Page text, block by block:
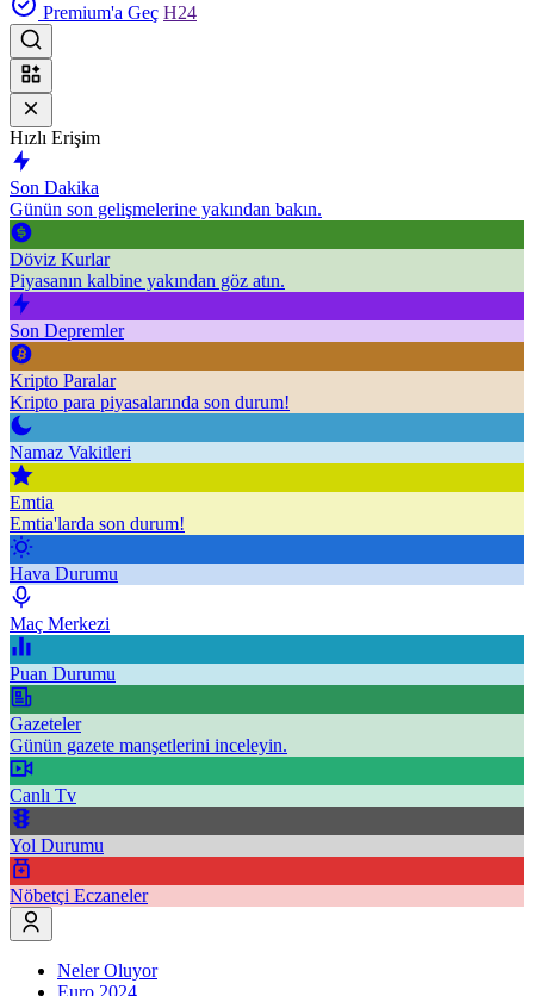
Premium'a Geç H24
Hızlı Erişim
Son Dakika
Günün son gelişmelerine yakından bakın.
Döviz Kurlar
Piyasanın kalbine yakından göz atın.
Son Depremler
Kripto Paralar
Kripto para piyasalarında son durum!
Namaz Vakitleri
Emtia
Emtia'larda son durum!
Hava Durumu
Maç Merkezi
Puan Durumu
Gazeteler
Günün gazete manşetlerini inceleyin.
Canlı Tv
Yol Durumu
Nöbetçi Eczaneler
Neler Oluyor
Euro 2024